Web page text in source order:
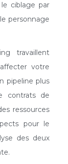
ciblage par
personnage
travaillent
votre
pipeline plus
contrats de
ressources
pour le
des deux